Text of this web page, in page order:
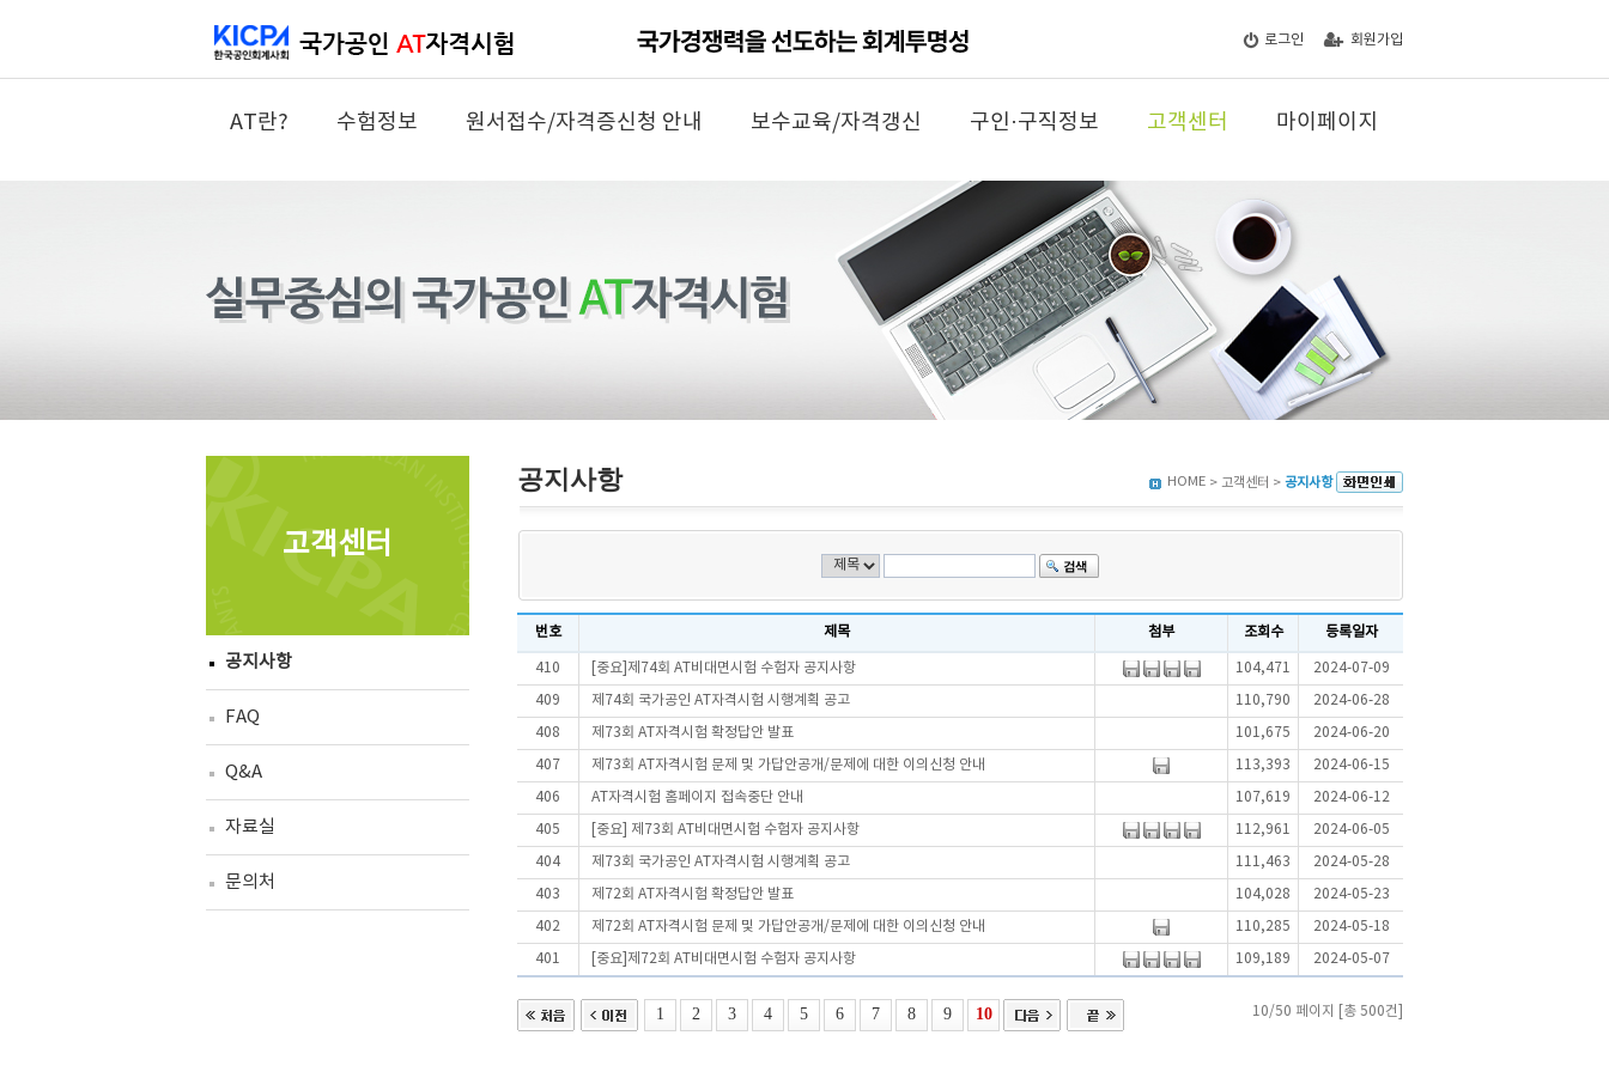
로그인 회원가입
AT란? 수험정보 원서접수/자격증신청 안내 보수교육/자격갱신 구인·구직정보 고객센터 마이페이지
고객센터
공지사항
FAQ
Q&A
자료실
문의처
공지사항 HOME > 고객센터 > 공지사항
번호 제목 첨부 조회수 등록일자
410 [중요]제74회 AT비대면시험 수험자 공지사항 104,471 2024-07-09
409 제74회 국가공인 AT자격시험 시행계획 공고 110,790 2024-06-28
408 제73회 AT자격시험 확정답안 발표 101,675 2024-06-20
407 제73회 AT자격시험 문제 및 가답안공개/문제에 대한 이의신청 안내 113,393 2024-06-15
406 AT자격시험 홈페이지 접속중단 안내 107,619 2024-06-12
405 [중요] 제73회 AT비대면시험 수험자 공지사항 112,961 2024-06-05
404 제73회 국가공인 AT자격시험 시행계획 공고 111,463 2024-05-28
403 제72회 AT자격시험 확정답안 발표 104,028 2024-05-23
402 제72회 AT자격시험 문제 및 가답안공개/문제에 대한 이의신청 안내 110,285 2024-05-18
401 [중요]제72회 AT비대면시험 수험자 공지사항 109,189 2024-05-07
1 2 3 4 5 6 7 8 9 10 10/50 페이지 [총 500건]